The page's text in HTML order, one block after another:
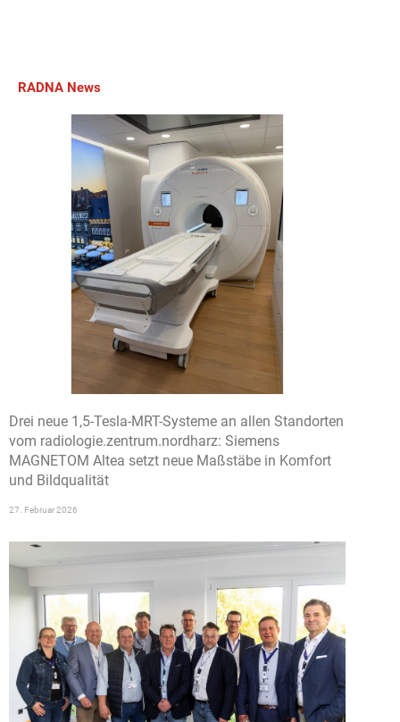
RADNA News
Drei neue 1,5-Tesla-MRT-Systeme an allen Standorten
vom radiologie.zentrum.nordharz: Siemens
MAGNETOM Altea setzt neue Maßstäbe in Komfort
und Bildqualität
27. Februar 2026